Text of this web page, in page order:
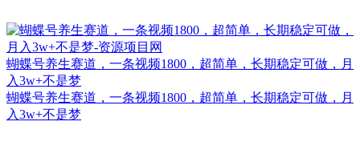
蝴蝶号养生赛道，一条视频1800，超简单，长期稳定可做，月
入3w+不是梦
蝴蝶号养生赛道，一条视频1800，超简单，长期稳定可做，月
入3w+不是梦